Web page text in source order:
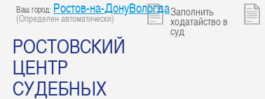
Ваш город: Ростов-на-ДонуВологда
(Определен автоматически)
РОСТОВСКИЙ
ЦЕНТР
СУДЕБНЫХ
Заполнить
ходатайство в
суд